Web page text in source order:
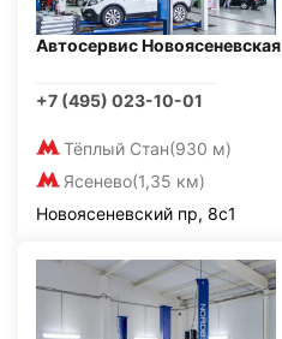
Автосервис Новоясеневская
+7 (495) 023-10-01
Тёплый Стан(930 м)
Ясенево(1,35 км)
Новоясеневский пр, 8с1